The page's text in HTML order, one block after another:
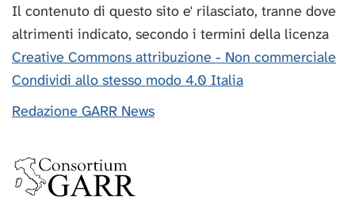
Il contenuto di questo sito e' rilasciato, tranne dove
altrimenti indicato, secondo i termini della licenza
Creative Commons attribuzione - Non commerciale
Condividi allo stesso modo 4.0 Italia
Redazione GARR News